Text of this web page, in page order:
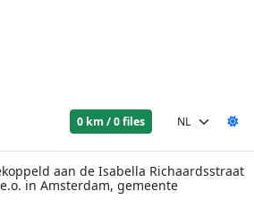
0 km / 0 files
aan de Isabella Richaardsstraat
in Amsterdam, gemeente